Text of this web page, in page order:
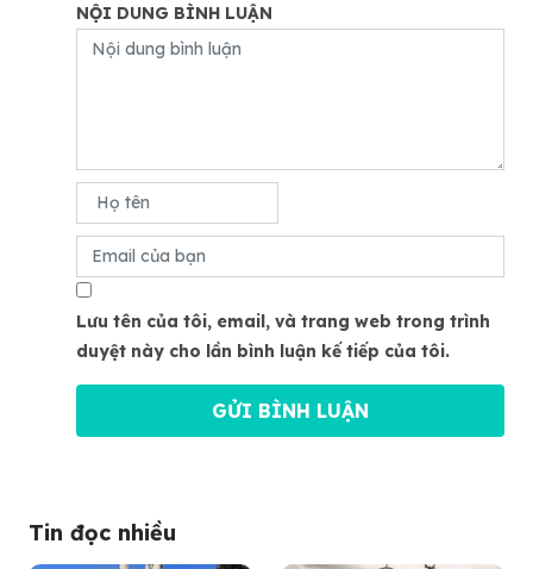
NỘI DUNG BÌNH LUẬN
Lưu tên của tôi, email, và trang web trong trình
duyệt này cho lần bình luận kế tiếp của tôi.
Tin đọc nhiều